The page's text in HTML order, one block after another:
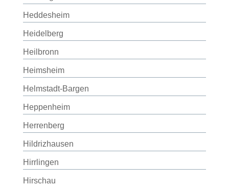
Heddesheim
Heidelberg
Heilbronn
Heimsheim
Helmstadt-Bargen
Heppenheim
Herrenberg
Hildrizhausen
Hirrlingen
Hirschau